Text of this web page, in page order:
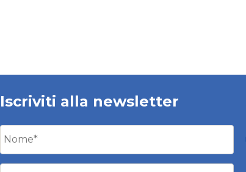
Iscriviti alla newsletter